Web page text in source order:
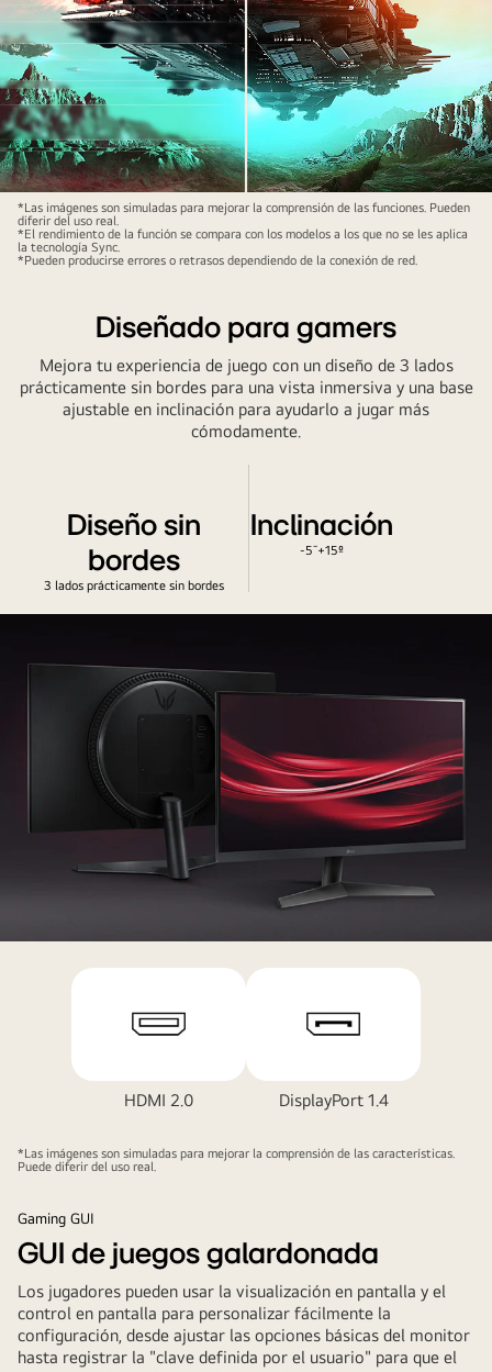
Technology
for
flawless
*Las imágenes son simuladas para mejorar la comprensión de las funciones. Pueden
diferir del uso real.
*El rendimiento de la función se compara con los modelos a los que no se les aplica
la tecnología Sync.
*Pueden producirse errores o retrasos dependiendo de la conexión de red.
Diseñado para gamers
Mejora tu experiencia de juego con un diseño de 3 lados
prácticamente sin bordes para una vista inmersiva y una base
ajustable en inclinación para ayudarlo a jugar más
cómodamente.
Diseño sin
bordes
3 lados prácticamente sin bordes
Inclinación
-5~+15º
HDMI 2.0 DisplayPort 1.4
*Las imágenes son simuladas para mejorar la comprensión de las características.
Puede diferir del uso real.
Gaming GUI
GUI de juegos galardonada
Los jugadores pueden usar la visualización en pantalla y el
control en pantalla para personalizar fácilmente la
configuración, desde ajustar las opciones básicas del monitor
hasta registrar la "clave definida por el usuario" para que el